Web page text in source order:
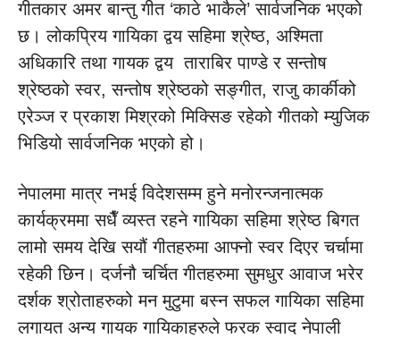
गीतकार अमर बान्तु गीत ‘काठे भाकैले’ सार्वजनिक भएको
छ। लोकप्रिय गायिका द्वय सहिमा श्रेष्ठ, अश्मिता
अधिकारि तथा गायक द्वय ताराबिर पाण्डे र सन्तोष
श्रेष्ठको स्वर, सन्तोष श्रेष्ठको सङ्गीत, राजु कार्कीको
एरेञ्ज र प्रकाश मिश्रको मिक्सिङ रहेको गीतको म्युजिक
भिडियो सार्वजनिक भएको हो।
नेपालमा मात्र नभई विदेशसम्म हुने मनोरन्जनात्मक
कार्यक्रममा सधैँ व्यस्त रहने गायिका सहिमा श्रेष्ठ बिगत
लामो समय देखि सयौं गीतहरुमा आफ्नो स्वर दिएर चर्चामा
रहेकी छिन। दर्जनौ चर्चित गीतहरुमा सुमधुर आवाज भरेर
दर्शक श्रोताहरुको मन मुटुमा बस्न सफल गायिका सहिमा
लगायत अन्य गायक गायिकाहरुले फरक स्वाद नेपाली